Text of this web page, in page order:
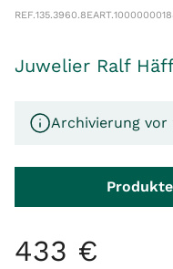
REF.135.3960.8EART.
Juwelier Ralf
Archivierung vor
433 €